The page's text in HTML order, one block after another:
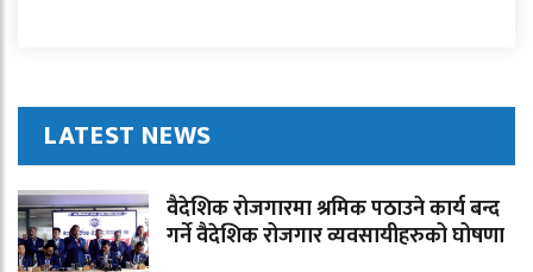
LATEST NEWS
वैदेशिक रोजगारमा श्रमिक पठाउने कार्य बन्द
गर्ने वैदेशिक रोजगार व्यवसायीहरुको घोषणा